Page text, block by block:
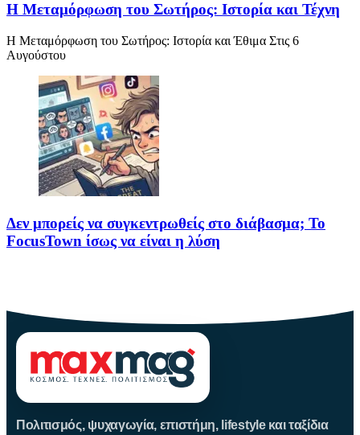
Η Μεταμόρφωση του Σωτήρος: Ιστορία και Τέχνη
Η Μεταμόρφωση του Σωτήρος: Ιστορία και Έθιμα Στις 6
Αυγούστου
Δεν μπορείς να συγκεντρωθείς στο διάβασμα; Το
FocusTown ίσως να είναι η λύση
Πολιτισμός, ψυχαγωγία, επιστήμη, lifestyle και ταξίδια